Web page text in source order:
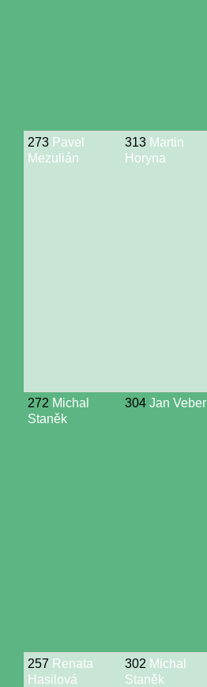
273 Pavel
Mezulián
313 Martin
Horyna
272 Michal
Staněk
304 Jan Veber
257 Renata
Hasilová
302 Michal
Staněk